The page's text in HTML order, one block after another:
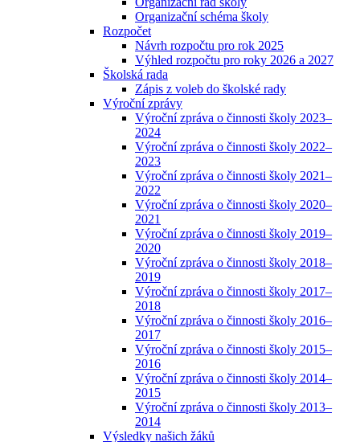
Organizační schéma školy
Rozpočet
Návrh rozpočtu pro rok 2025
Výhled rozpočtu pro roky 2026 a 2027
Školská rada
Zápis z voleb do školské rady
Výroční zprávy
Výroční zpráva o činnosti školy 2023–
2024
Výroční zpráva o činnosti školy 2022–
2023
Výroční zpráva o činnosti školy 2021–
2022
Výroční zpráva o činnosti školy 2020–
2021
Výroční zpráva o činnosti školy 2019–
2020
Výroční zpráva o činnosti školy 2018–
2019
Výroční zpráva o činnosti školy 2017–
2018
Výroční zpráva o činnosti školy 2016–
2017
Výroční zpráva o činnosti školy 2015–
2016
Výroční zpráva o činnosti školy 2014–
2015
Výroční zpráva o činnosti školy 2013–
2014
Výsledky našich žáků